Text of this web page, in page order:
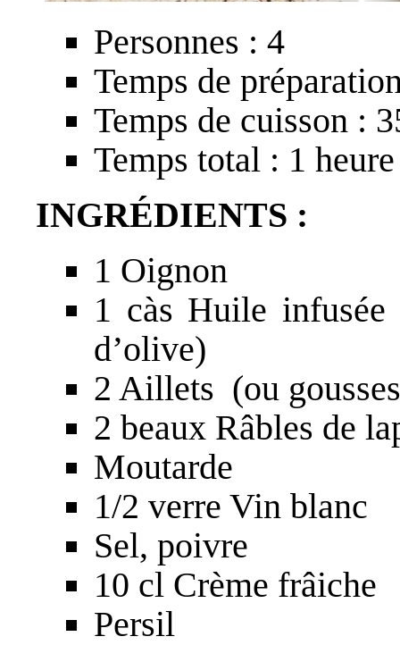
Personnes : 4
Temps de
Temps de cuisson :
Temps total : 1 heure
INGRÉDIENTS :
1 Oignon
1 càs Huile
d’olive)
2 Aillets (ou
2 beaux Râbles de
Moutarde
1/2 verre Vin blanc
Sel, poivre
10 cl Crème frâiche
Persil